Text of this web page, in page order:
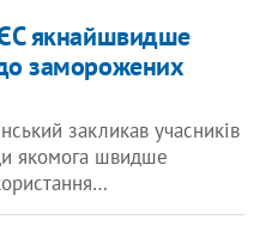
якнайшвидше
заморожених
закликав учасників
якомога швидше